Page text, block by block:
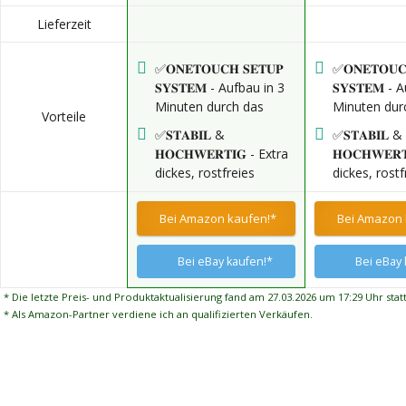
Lieferzeit
Vorteile
✅𝐎𝐍𝐄𝐓𝐎𝐔𝐂𝐇 𝐒𝐄𝐓𝐔𝐏
𝐒𝐘𝐒𝐓𝐄𝐌 - Aufbau in 3
Minuten durch das
Setup System, das den
Pavillon 3x6 mit nur
einer Handbewegung
an zwei Stellen öffnet,
ganz ohne Werkzeug.
✅𝐒𝐓𝐀𝐁𝐈𝐋 &
𝐇𝐎𝐂𝐇𝐖𝐄𝐑𝐓𝐈𝐆 - Extra
dickes, rostfreies
maximale Stabilität und
Faltpavillon 3x6 bleibt
standfest bei Wind und
Wetter.
𝐒𝐘𝐒𝐓𝐄𝐌 -
Minuten
Setup
Pavillon
einer
an zwei
ganz ohne
✅𝐒𝐓𝐀𝐁𝐈𝐋 &
dickes,
maximale
Faltpavillon
standfest
Bei Amazon kaufen!*
Bei eBay kaufen!*
Bei
Bei
* Die letzte Preis- und Produktaktualisierung fand am 27.03.2026 um 17:29 Uhr statt.
* Als Amazon-Partner verdiene ich an qualifizierten Verkäufen.